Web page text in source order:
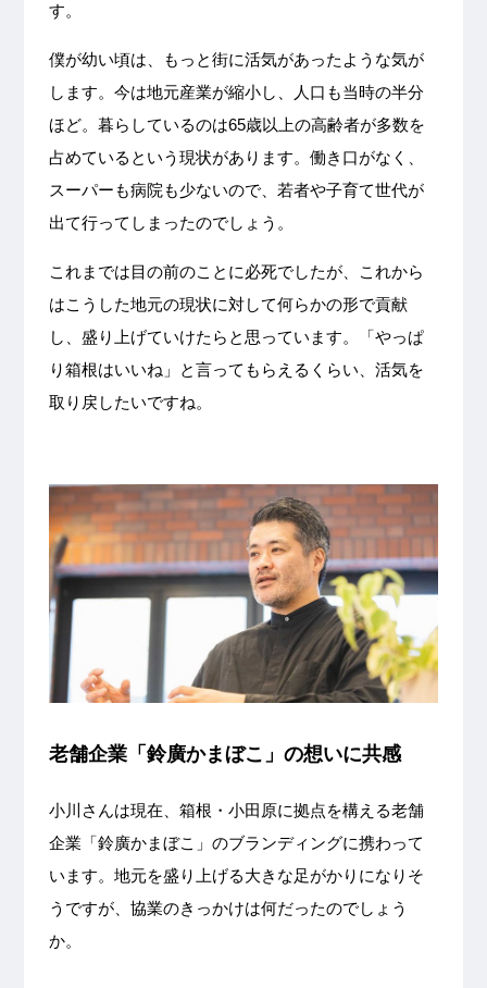
す。
僕が幼い頃は、もっと街に活気があったような気が
します。今は地元産業が縮小し、人口も当時の半分
ほど。暮らしているのは65歳以上の高齢者が多数を
占めているという現状があります。働き口がなく、
スーパーも病院も少ないので、若者や子育て世代が
出て行ってしまったのでしょう。
これまでは目の前のことに必死でしたが、これから
はこうした地元の現状に対して何らかの形で貢献
し、盛り上げていけたらと思っています。「やっぱ
り箱根はいいね」と言ってもらえるくらい、活気を
取り戻したいですね。
老舗企業「鈴廣かまぼこ」の想いに共感
小川さんは現在、箱根・小田原に拠点を構える老舗
企業「鈴廣かまぼこ」のブランディングに携わって
います。地元を盛り上げる大きな足がかりになりそ
うですが、協業のきっかけは何だったのでしょう
か。